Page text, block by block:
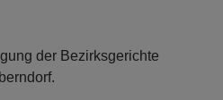
der Bezirksgerichte